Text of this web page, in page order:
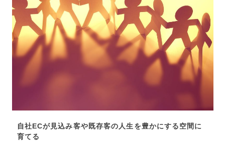
自社ECが見込み客や既存客の人生を豊かにする空間に
育てる